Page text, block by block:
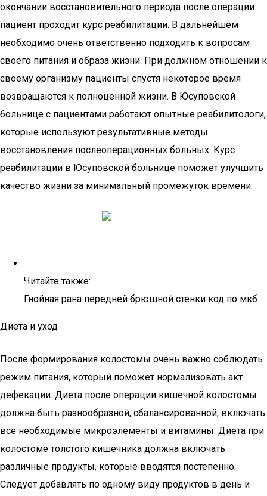
окончании восстановительного периода после операции
пациент проходит курс реабилитации. В дальнейшем
необходимо очень ответственно подходить к вопросам
своего питания и образа жизни. При должном отношении к
своему организму пациенты спустя некоторое время
возвращаются к полноценной жизни. В Юсуповской
больнице с пациентами работают опытные реабилитологи,
которые используют результативные методы
восстановления послеоперационных больных. Курс
реабилитации в Юсуповской больнице поможет улучшить
качество жизни за минимальный промежуток времени.
Читайте также:
Гнойная рана передней брюшной стенки код по мкб
Диета и уход
После формирования колостомы очень важно соблюдать
режим питания, который поможет нормализовать акт
дефекации. Диета после операции кишечной колостомы
должна быть разнообразной, сбалансированной, включать
все необходимые микроэлементы и витамины. Диета при
колостоме толстого кишечника должна включать
различные продукты, которые вводятся постепенно.
Следует добавлять по одному виду продуктов в день и